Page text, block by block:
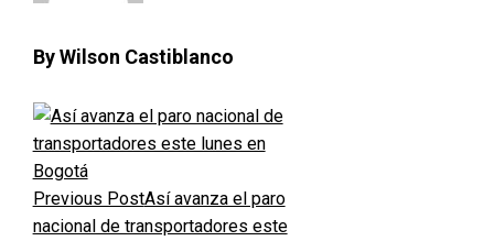
By Wilson Castiblanco
Previous PostAsí avanza el paro
nacional de transportadores este